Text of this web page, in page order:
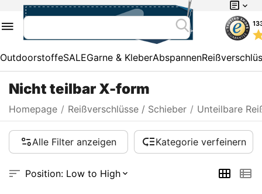
OutdoorstoffeSALEGarne & KleberAbspannen
Nicht teilbar X-form
Homepage / Reißverschlüsse / Schieber / Unteilbare
Alle Filter anzeigen Kategorie verfeinern
Position: Low to High